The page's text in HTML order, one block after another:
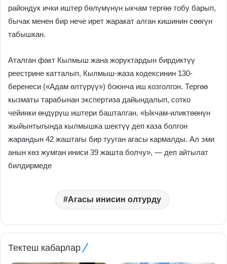
райондук ички иштер бөлүмүнүн ыкчам тергөө тобу барып,
бычак менен бир нече ирет жаракат алган кишинин сөөгүн
табышкан.
Аталган факт Кылмыш жана жоруктардын бирдиктүү
реестрине катталып, Кылмыш-жаза кодексинин 130-
беренеси («Адам өлтүрүү») боюнча иш козголгон. Тергөө
кызматы тарабынан экспертиза дайындалып, сотко
чейинки өндүрүш иштери башталган. «Ыкчам-иликтөөнүн
жыйынтыгында кылмышка шектүү деп каза болгон
жарандын 42 жаштагы бир тууган агасы кармалды. Ал эми
анын көз жумган иниси 39 жашта болчу», — деп айтылат
билдирмеде
Агасы инисин олтурду
Тектеш кабарлар